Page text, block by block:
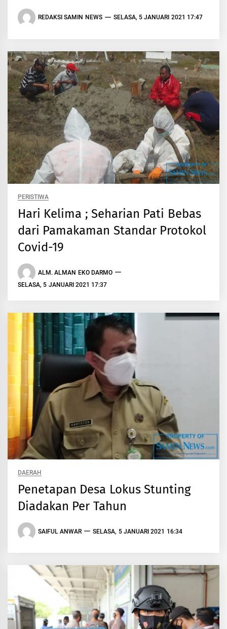
REDAKSI SAMIN NEWS SELASA, 5 JANUARI 2021 17:47
PERISTIWA
Hari Kelima ; Seharian Pati Bebas
dari Pamakaman Standar Protokol
Covid-19
ALM. ALMAN EKO DARMO
SELASA, 5 JANUARI 2021 17:37
DAERAH
Penetapan Desa Lokus Stunting
Diadakan Per Tahun
SAIFUL ANWAR SELASA, 5 JANUARI 2021 16:34